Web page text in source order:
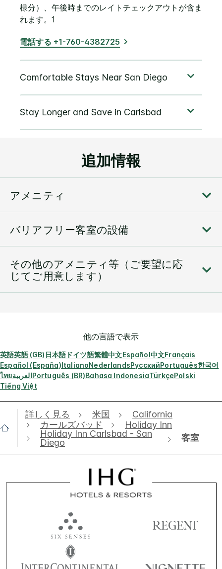
様分）、午後時までのレイトチェックアウトが含ま
れます。1
電話する +1-760-4382725
追加情報
アメニティ
バリアフリー客室の設備
その他のアメニティ等（ご要望に応
じてご用意します）
他の言語で表示
英語英語 (GB) 日本語 ドイツ語繁體中文Español中文Français
Español (España)ItalianoNederlandsРусскийPortuguês한국어
ไทยالعربيةPortuguês (BR)Bahasa IndonesiaTürkçePolski
Tiếng Việt
詳しく見る 米国
California
カールズバッド
Holiday Inn
Holiday Inn Carlsbad - San
Diego
客室